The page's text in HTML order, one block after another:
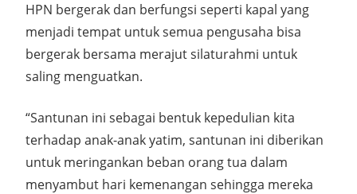
HPN bergerak dan berfungsi seperti kapal yang
menjadi tempat untuk semua pengusaha bisa
bergerak bersama merajut silaturahmi untuk
saling menguatkan.
“Santunan ini sebagai bentuk kepedulian kita
terhadap anak-anak yatim, santunan ini diberikan
untuk meringankan beban orang tua dalam
menyambut hari kemenangan sehingga mereka